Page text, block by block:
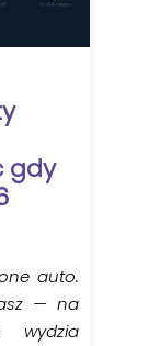
gdy
auto.
— na
wydzia